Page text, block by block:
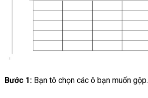
Bước 1:Bạn tô chọn các ô bạn muốn gộp.